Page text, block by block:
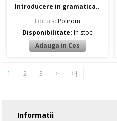
Introducere in gramatica..
Editura: Polirom
Disponibilitate:In stoc
1 2 3 > >|
Informatii